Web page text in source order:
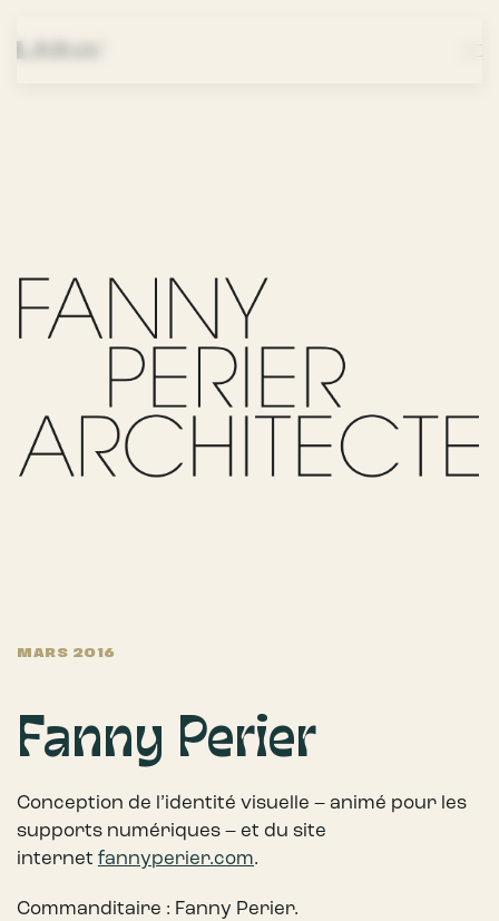
MARS 2016
Fanny Perier
Conception de l’identité visuelle – animé pour les
supports numériques – et du site
internet fannyperier.com.
Commanditaire : Fanny Perier.